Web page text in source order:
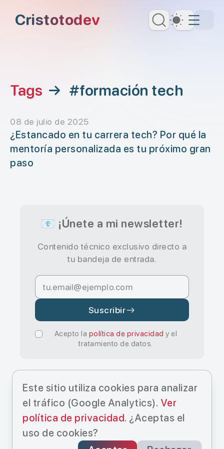
Cristotodev Dark
Tags → #formación tech
08 de julio de 2025
¿Estancado en tu carrera tech? Por qué la
mentoría personalizada es tu próximo gran
paso
📧 ¡Únete a mi newsletter!
Contenido técnico exclusivo directo a
tu bandeja de entrada.
Suscribir
Acepto la política de privacidad y el
tratamiento de datos.
© Cristo Manuel Estévez Hernández
Este sitio utiliza cookies para analizar
el tráfico (Google Analytics). Ver
política de privacidad. ¿Aceptas el
uso de cookies?